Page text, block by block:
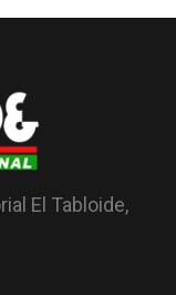
El Tabloide,